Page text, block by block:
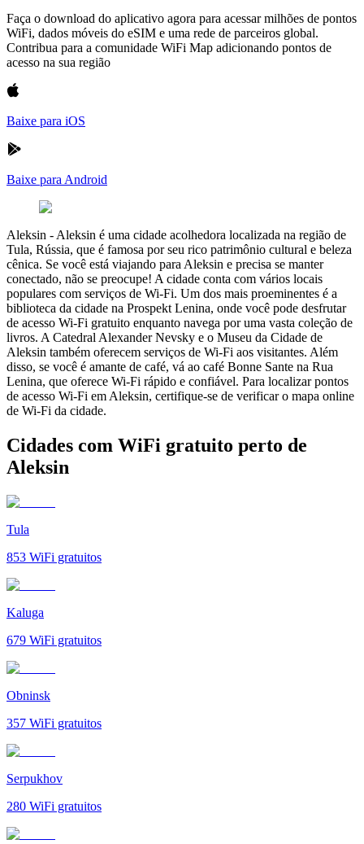
Faça o download do aplicativo agora para acessar milhões de pontos
WiFi, dados móveis do eSIM e uma rede de parceiros global.
Contribua para a comunidade WiFi Map adicionando pontos de
acesso na sua região
Baixe para iOS
Baixe para Android
Aleksin - Aleksin é uma cidade acolhedora localizada na região de
Tula, Rússia, que é famosa por seu rico patrimônio cultural e beleza
cênica. Se você está viajando para Aleksin e precisa se manter
conectado, não se preocupe! A cidade conta com vários locais
populares com serviços de Wi-Fi. Um dos mais proeminentes é a
biblioteca da cidade na Prospekt Lenina, onde você pode desfrutar
de acesso Wi-Fi gratuito enquanto navega por uma vasta coleção de
livros. A Catedral Alexander Nevsky e o Museu da Cidade de
Aleksin também oferecem serviços de Wi-Fi aos visitantes. Além
disso, se você é amante de café, vá ao café Bonne Sante na Rua
Lenina, que oferece Wi-Fi rápido e confiável. Para localizar pontos
de acesso Wi-Fi em Aleksin, certifique-se de verificar o mapa online
de Wi-Fi da cidade.
Cidades com WiFi gratuito perto de
Aleksin
Tula
853 WiFi gratuitos
Kaluga
679 WiFi gratuitos
Obninsk
357 WiFi gratuitos
Serpukhov
280 WiFi gratuitos